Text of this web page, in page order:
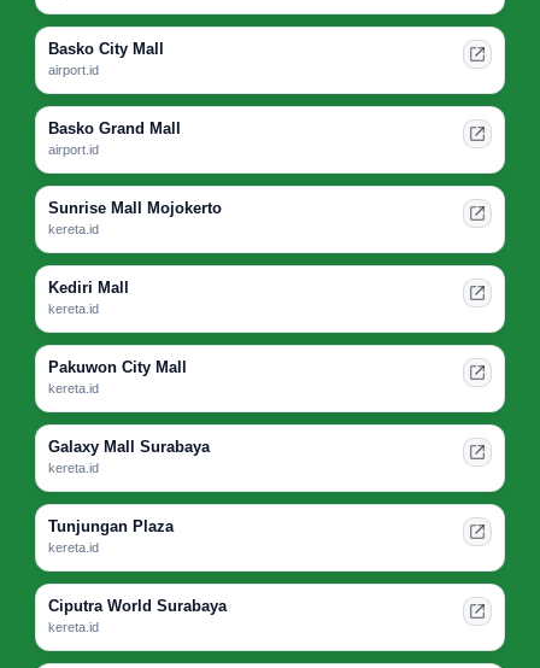
Basko City Mall
airport.id
Basko Grand Mall
airport.id
Sunrise Mall Mojokerto
kereta.id
Kediri Mall
kereta.id
Pakuwon City Mall
kereta.id
Galaxy Mall Surabaya
kereta.id
Tunjungan Plaza
kereta.id
Ciputra World Surabaya
kereta.id